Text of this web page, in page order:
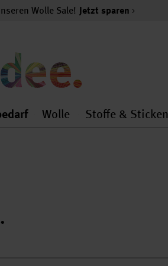
Wolle Sale! Jetzt sparen
general.openMenu
Künstlerbedarf
Wolle
Wolle
Stoffe & Sticken